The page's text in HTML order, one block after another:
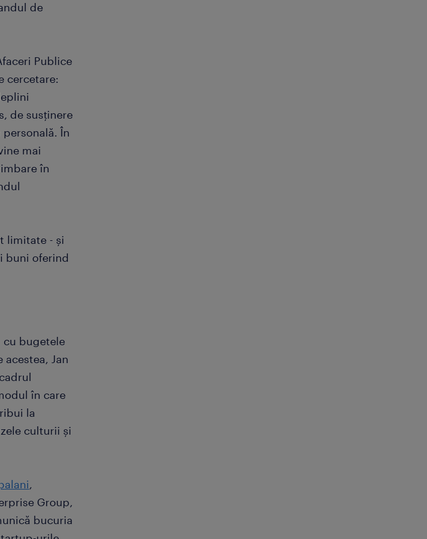
de
Publice
cercetare:
de susținere
În
mai
în
limitate - și
buni oferind
cu bugetele
Jan
în care
la
culturii și
,
Group,
bucuria